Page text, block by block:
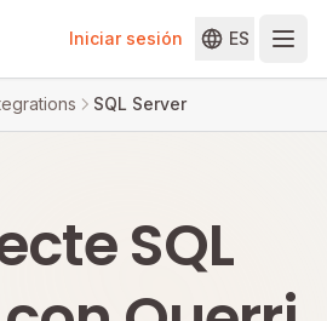
Iniciar sesión ES
SQL Server
SQL